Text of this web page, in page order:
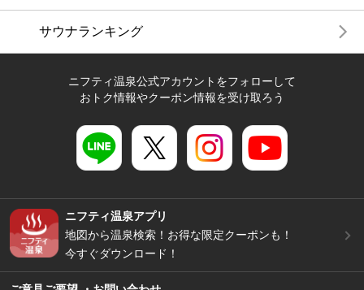
サウナランキング
ニフティ温泉公式アカウントをフォローして
おトク情報やクーポン情報を受け取ろう
ニフティ温泉アプリ
地図から温泉検索！お得な限定クーポンも！
今すぐダウンロード！